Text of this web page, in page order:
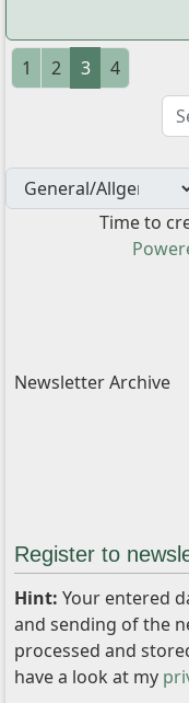
1 2 3 4
Time to
Newsletter Archive
Register to
Hint: Your entered
and sending of the
processed and
have a look at my